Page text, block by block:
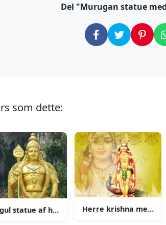
Del "Murugan statue
som dette:
gul statue af herre shiva foran en bjerg
Herre krishna med